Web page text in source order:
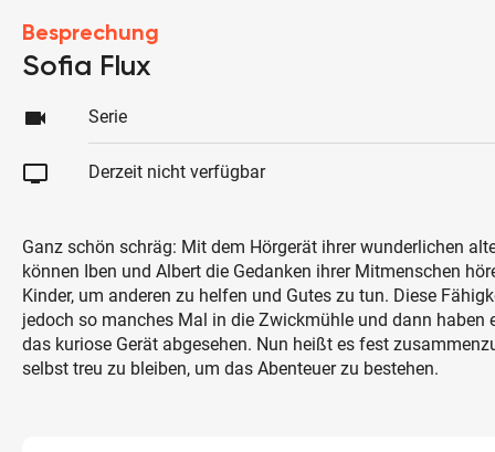
Besprechung
Sofia Flux
videocam Serie
tv Derzeit nicht verfügbar
Ganz schön schräg: Mit dem Hörgerät ihrer wunderlichen
können Iben und Albert die Gedanken ihrer Mitmenschen
Kinder, um anderen zu helfen und Gutes zu tun. Diese
jedoch so manches Mal in die Zwickmühle und dann haben
das kuriose Gerät abgesehen. Nun heißt es fest
selbst treu zu bleiben, um das Abenteuer zu bestehen.